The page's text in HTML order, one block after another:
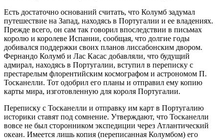
Есть достаточно оснований считать, что Колумб задумал
путешествие на Запад, находясь в Португалии и ее владениях.
Прежде всего, он сам так говорил впоследствии в письмах
королю и королеве Испании, сообщая, что долгие годы
добивался поддержки своих планов лиссабонским двором.
Фернандо Колумб и Лас Касас добавляли, что будущий
адмирал, находясь в Португалии, вступил в переписку с
престарелым флорентийским космографом и астрономом П.
Тосканелли. Тот одобрил его планы и отправил ему копию
карты мира, изготовленную для короля Португалии.
Переписку с Тосканелли и отправку им карт в Португалию
историки ставят под сомнение. Утверждают, что Тосканелли
вовсе не был сторонником экспедиции через Атлантический
океан. Имеется лишь копия (переписанная Колумбом) его